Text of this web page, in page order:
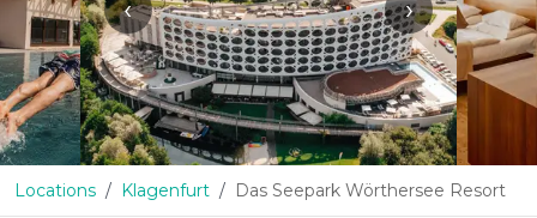
‹ ›
Locations Klagenfurt Das Seepark Wörthersee Resort